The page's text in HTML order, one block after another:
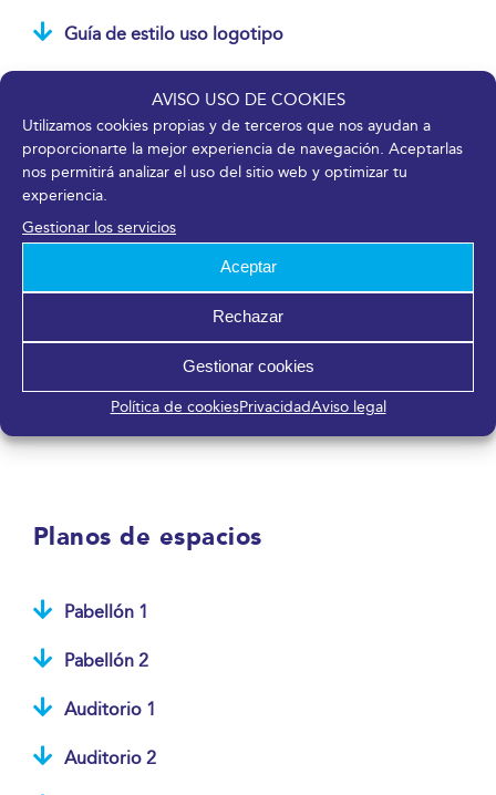
AVISO USO DE COOKIES
Utilizamos cookies propias y de terceros que nos ayudan a
proporcionarte la mejor experiencia de navegación. Aceptarlas
nos permitirá analizar el uso del sitio web y optimizar tu
experiencia.
Gestionar los servicios
Aceptar
Rechazar
Gestionar cookies
Política de cookiesPrivacidadAviso legal
Guía de estilo uso logotipo
Expositores
Tips para el expositor
Normas de participación en Certámenes
Visitantes
Planos de espacios
Pabellón 1
Pabellón 2
Auditorio 1
Auditorio 2